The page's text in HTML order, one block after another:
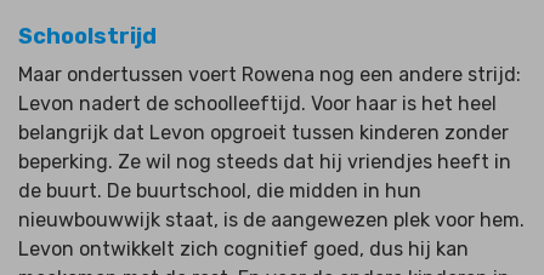
Schoolstrijd
Maar ondertussen voert Rowena nog een andere strijd:
Levon nadert de schoolleeftijd. Voor haar is het heel
belangrijk dat Levon opgroeit tussen kinderen zonder
beperking. Ze wil nog steeds dat hij vriendjes heeft in
de buurt. De buurtschool, die midden in hun
nieuwbouwwijk staat, is de aangewezen plek voor hem.
Levon ontwikkelt zich cognitief goed, dus hij kan